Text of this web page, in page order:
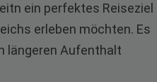
ein perfektes Reiseziel
erleben möchten. Es
längeren Aufenthalt